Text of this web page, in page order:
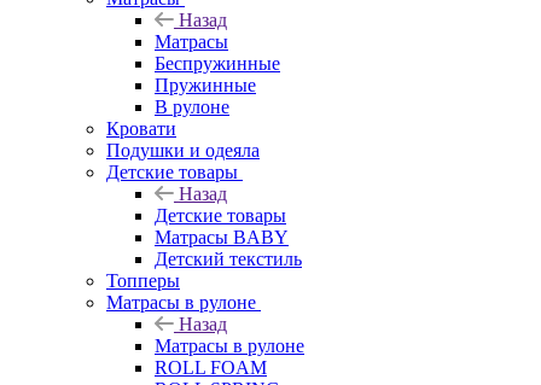
Назад
Матрасы
Беспружинные
Пружинные
В рулоне
Кровати
Подушки и одеяла
Детские товары
Назад
Детские товары
Матрасы BABY
Детский текстиль
Топперы
Матрасы в рулоне
Назад
Матрасы в рулоне
ROLL FOAM